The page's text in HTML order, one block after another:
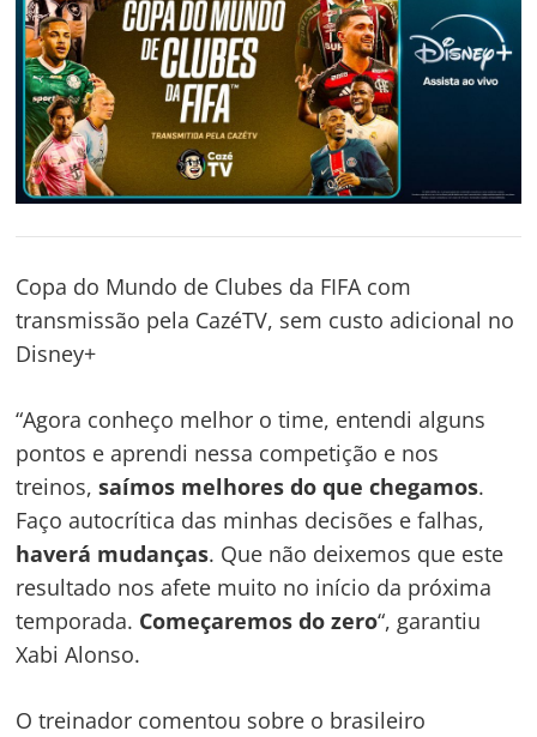
Copa do Mundo de Clubes da FIFA com
transmissão pela CazéTV, sem custo adicional no
Disney+
“Agora conheço melhor o time, entendi alguns
pontos e aprendi nessa competição e nos
treinos,saímos melhores do que chegamos.
Faço autocrítica das minhas decisões e falhas,
haverá mudanças. Que não deixemos que este
resultado nos afete muito no início da próxima
temporada. Começaremos do zero“, garantiu
Xabi Alonso.
O treinador comentou sobre o brasileiro